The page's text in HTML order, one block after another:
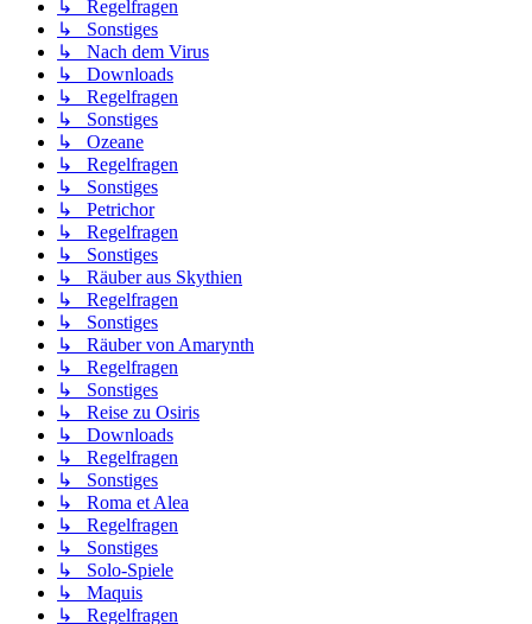
↳ Regelfragen
↳ Sonstiges
↳ Nach dem Virus
↳ Downloads
↳ Regelfragen
↳ Sonstiges
↳ Ozeane
↳ Regelfragen
↳ Sonstiges
↳ Petrichor
↳ Regelfragen
↳ Sonstiges
↳ Räuber aus Skythien
↳ Regelfragen
↳ Sonstiges
↳ Räuber von Amarynth
↳ Regelfragen
↳ Sonstiges
↳ Reise zu Osiris
↳ Downloads
↳ Regelfragen
↳ Sonstiges
↳ Roma et Alea
↳ Regelfragen
↳ Sonstiges
↳ Solo-Spiele
↳ Maquis
↳ Regelfragen